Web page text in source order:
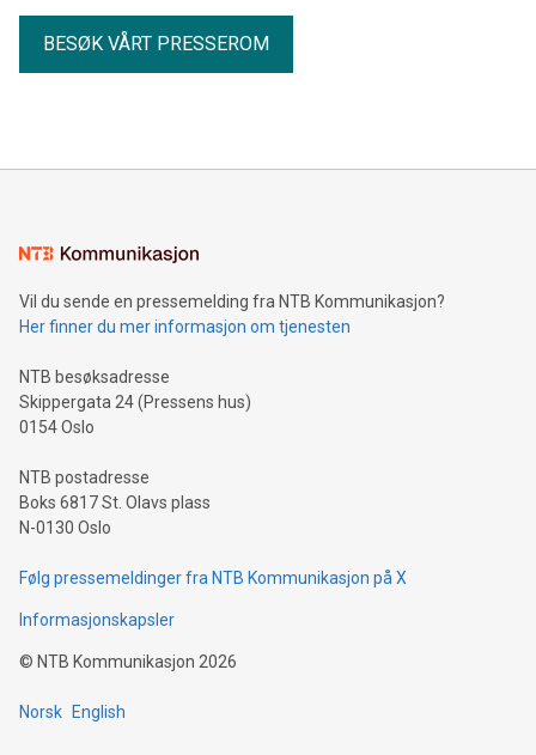
BESØK VÅRT PRESSEROM
Vil du sende en pressemelding fra NTB Kommunikasjon?
Her finner du mer informasjon om tjenesten
NTB besøksadresse
Skippergata 24 (Pressens hus)
0154 Oslo
NTB postadresse
Boks 6817 St. Olavs plass
N-0130 Oslo
Følg pressemeldinger fra NTB Kommunikasjon på X
Informasjonskapsler
© NTB Kommunikasjon 2026
Norsk English